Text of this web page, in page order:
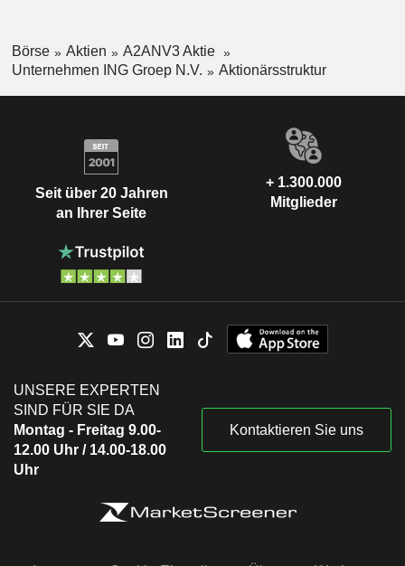
Börse Aktien
A2ANV3 Aktie
Unternehmen ING Groep N.V.
Aktionärsstruktur
Seit über 20 Jahren
an Ihrer Seite
+ 1.300.000
Mitglieder
UNSERE EXPERTEN
SIND FÜR SIE DA
Montag - Freitag 9.00-
12.00 Uhr / 14.00-18.00
Uhr
Kontaktieren Sie uns